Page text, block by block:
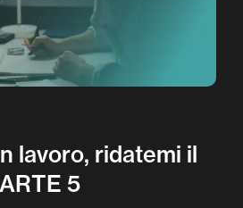
lavoro, ridatemi il
5